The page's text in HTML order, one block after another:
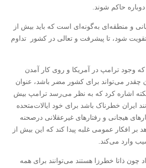
حاکم شوند.
و منطقه‌ای به‌گونه‌ای است که باید بیش از
شود، تا پیشرفت و تعالی در کشور تداوم
وجود ترامپ در آمریکا و روی کار آمدن
چقدر می‌تواند برای کشور مضر باشد، عنوان
نکته اشاره کرد که به نظر می‌رسد ترامپ بیش
ایران خطرناک باشد برای خود ایالات‌متحده
هیجانی و رفتارهای غیرعقلانی درصحنه
افکار عمومی غلبه پیدا کند که این بیش از
وارد می‌کند.
چون ذاتا خطرزا هستند می‌توانند برای همه